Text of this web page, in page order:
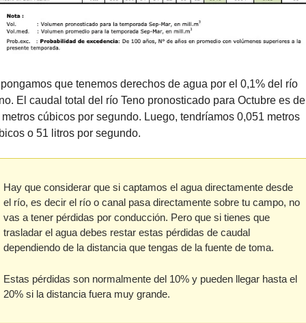
que tenemos derechos de agua por el 0,1% del río
El caudal total del río Teno pronosticado para Octubre es de
metros cúbicos por segundo. Luego, tendríamos 0,051 metros
o 51 litros por segundo.
Hay que considerar que si captamos el agua directamente desde
el río, es decir el río o canal pasa directamente sobre tu campo, no
vas a tener pérdidas por conducción. Pero que si tienes que
trasladar el agua debes restar estas pérdidas de caudal
dependiendo de la distancia que tengas de la fuente de toma.
Estas pérdidas son normalmente del 10% y pueden llegar hasta el
20% si la distancia fuera muy grande.